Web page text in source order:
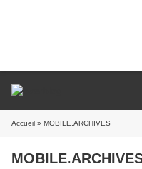
Accueil » MOBILE.ARCHIVES